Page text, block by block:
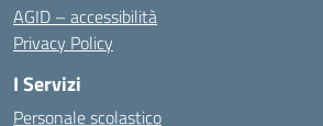
AGID – accessibilità
Privacy Policy
I Servizi
Personale scolastico